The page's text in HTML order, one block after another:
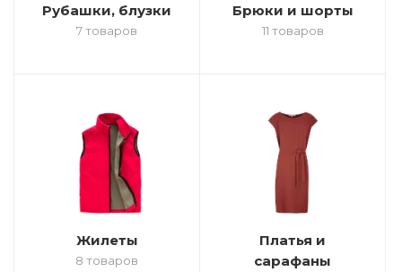
Рубашки, блузки
7 товаров
Брюки и шорты
11 товаров
Жилеты
8 товаров
Платья и
сарафаны